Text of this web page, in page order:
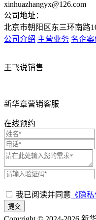
xinhuazhangyx@126.com
公司地址：
北京市朝阳区东三环南路
公司介绍 主营业务 名企案
王飞说销售
新华章营销客服
在线预约
我已阅读并同意 《隐
提交